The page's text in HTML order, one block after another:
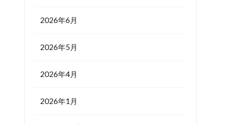
2026年6月
2026年5月
2026年4月
2026年1月